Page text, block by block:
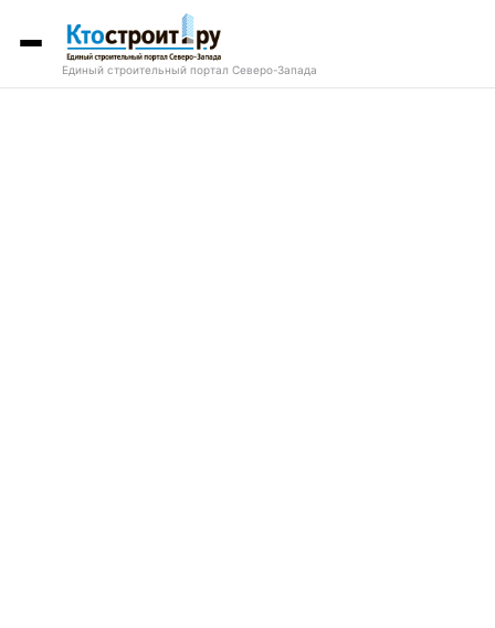
Единый строительный портал Северо-Запада